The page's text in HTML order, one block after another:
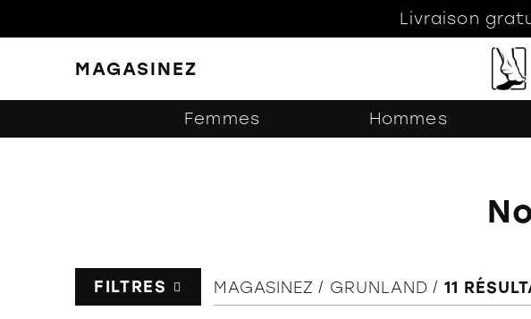
Livraison
MAGASINEZ
FILTRES
Femmes Hommes
FILTRES MAGASINEZ GRUNLAND 11